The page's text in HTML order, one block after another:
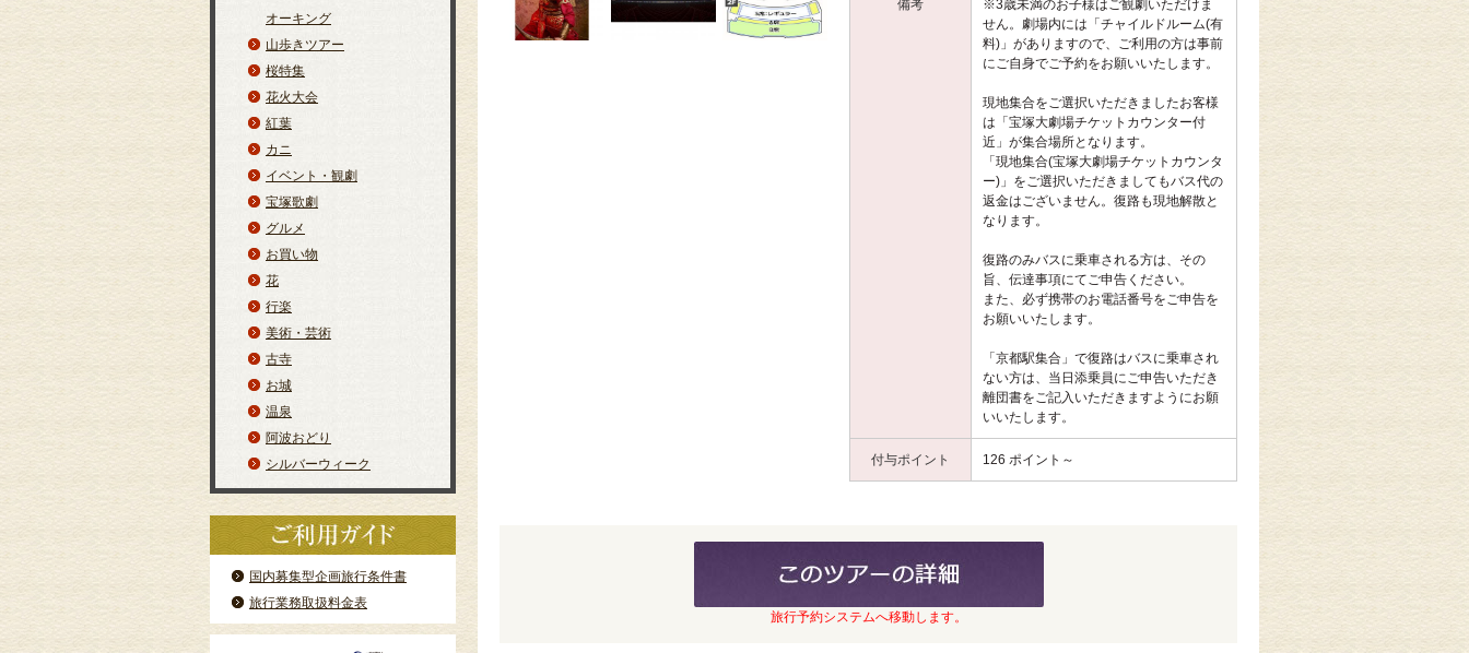
オーキング
山歩きツアー
桜特集
花火大会
紅葉
カニ
イベント・観劇
宝塚歌劇
グルメ
お買い物
花
行楽
美術・芸術
古寺
お城
温泉
阿波おどり
シルバーウィーク
国内募集型企画旅行条件書
旅行業務取扱料金表
備考
※3歳未満のお子様はご観劇いただけま
せん。劇場内には「チャイルドルーム(有
料)」がありますので、ご利用の方は事前
にご自身でご予約をお願いいたします。
現地集合をご選択いただきましたお客様
は「宝塚大劇場チケットカウンター付
近」が集合場所となります。
「現地集合(宝塚大劇場チケットカウンタ
ー)」をご選択いただきましてもバス代の
返金はございません。復路も現地解散と
なります。
復路のみバスに乗車される方は、その
旨、伝達事項にてご申告ください。
また、必ず携帯のお電話番号をご申告を
お願いいたします。
「京都駅集合」で復路はバスに乗車され
ない方は、当日添乗員にご申告いただき
離団書をご記入いただきますようにお願
いいたします。
付与ポイント 126 ポイント～
旅行予約システムへ移動します。